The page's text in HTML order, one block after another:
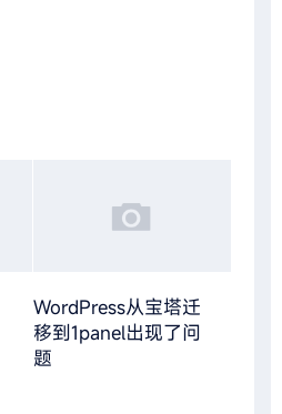
WordPress从宝塔迁
移到1panel出现了问
题